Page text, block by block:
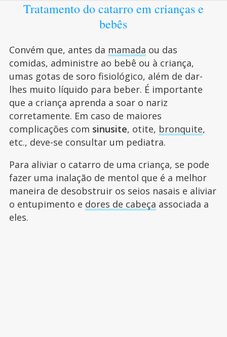
Tratamento do catarro em crianças e
bebês
Convém que, antes da mamada ou das
comidas, administre ao bebê ou à criança,
umas gotas de soro fisiológico, além de dar-
lhes muito líquido para beber. É importante
que a criança aprenda a soar o nariz
corretamente. Em caso de maiores
complicações com sinusite, otite, bronquite,
etc., deve-se consultar um pediatra.
Para aliviar o catarro de uma criança, se pode
fazer uma inalação de mentol que é a melhor
maneira de desobstruir os seios nasais e aliviar
o entupimento e dores de cabeça associada a
eles.